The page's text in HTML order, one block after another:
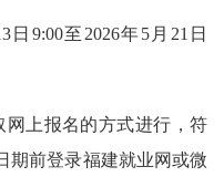
9:00至2026年5月21日
网上报名的方式进行，符
期前登录福建就业网或微